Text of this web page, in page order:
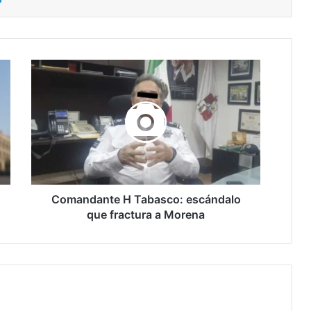
Comandante
escándalo
que
fractura
a
Comandante H Tabasco: escándalo
que fractura a Morena